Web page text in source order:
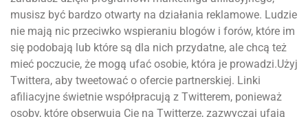
musisz być bardzo otwarty na działania reklamowe. Ludzie
nie mają nic przeciwko wspieraniu blogów i forów, które im
się podobają lub które są dla nich przydatne, ale chcą też
mieć poczucie, że mogą ufać osobie, która je prowadzi.Użyj
Twittera, aby tweetować o ofercie partnerskiej. Linki
afiliacyjne świetnie współpracują z Twitterem, ponieważ
osoby, które obserwują Cię na Twitterze, zazwyczaj ufają